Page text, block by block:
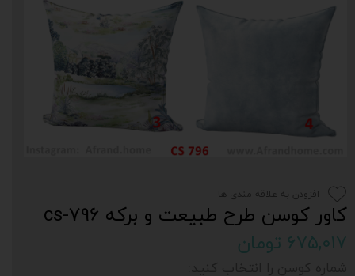
کاور کوسن طرح طبیعت و برکه cs-796
۶۷۵,۰۱۷ تومان
افزودن به علاقه مندی ها